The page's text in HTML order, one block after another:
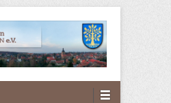
Weferlingen